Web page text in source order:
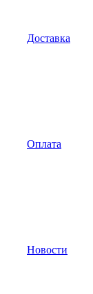
Доставка
Оплата
Новости